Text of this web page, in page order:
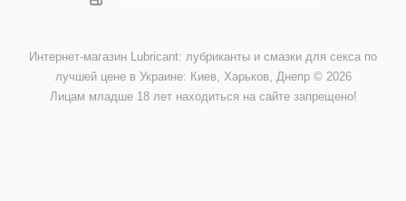
Интернет-магазин Lubricant: лубриканты и смазки для секса по
лучшей цене в Украине: Киев, Харьков, Днепр © 2026
Лицам младше 18 лет находиться на сайте запрещено!